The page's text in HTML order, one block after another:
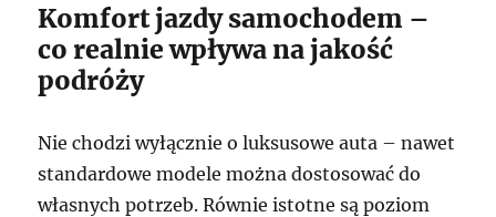
Komfort jazdy samochodem –
co realnie wpływa na jakość
podróży
Nie chodzi wyłącznie o luksusowe auta – nawet
standardowe modele można dostosować do
własnych potrzeb. Równie istotne są poziom